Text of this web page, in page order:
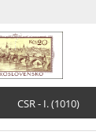
CSR - I. (1010)